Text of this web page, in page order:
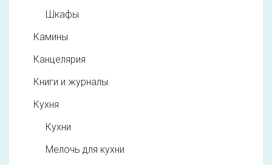
Шкафы
Камины
Канцелярия
Книги и журналы
Кухня
Кухни
Мелочь для кухни